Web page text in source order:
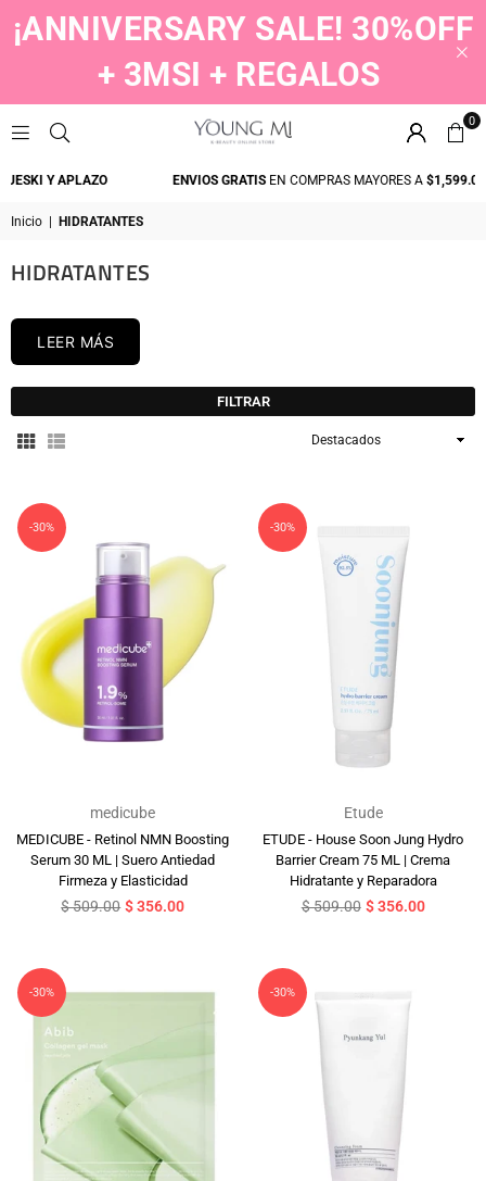
¡ANNIVERSARY SALE! 30%OFF
+ 3MSI + REGALOS
0
Y APLAZO ENVIOS GRATISEN COMPRAS MAYORES A$1,599.00
Inicio HIDRATANTES
HIDRATANTES
LEER MÁS
FILTRAR
Ordenar
-30%
medicube
MEDICUBE - Retinol NMN Boosting
Serum 30 ML | Suero Antiedad
Firmeza y Elasticidad
Precio
$ 509.00 $ 356.00
-30%
Etude
ETUDE - House Soon Jung Hydro
Barrier Cream 75 ML | Crema
Hidratante y Reparadora
Precio
$ 509.00 $ 356.00
-30% -30%